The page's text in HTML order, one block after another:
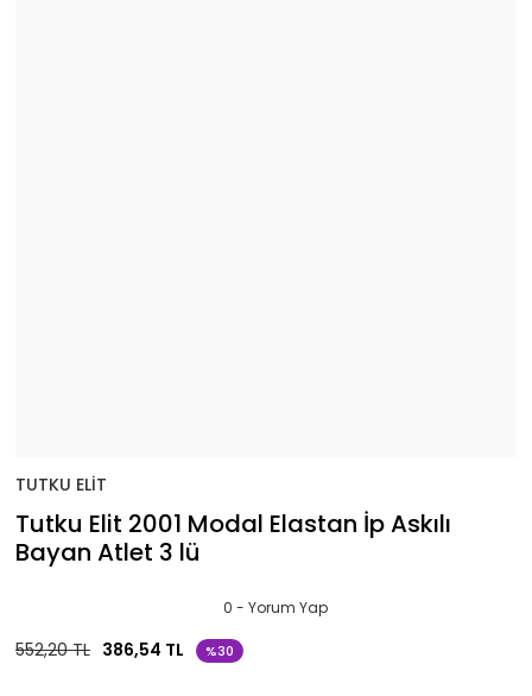
TUTKU ELİT
Tutku Elit 2001 Modal Elastan İp Askılı
Bayan Atlet 3 lü
0 - Yorum Yap
552,20 TL 386,54 TL %30